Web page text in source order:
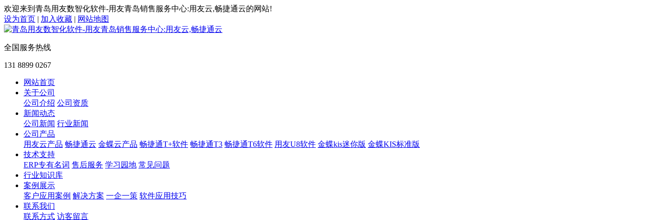
欢迎来到青岛用友数智化软件-用友青岛销售服务中心:用友云,畅捷通云的网站!
设为首页 | 加入收藏 | 网站地图
全国服务热线
131 8899 0267
网站首页
关于公司
公司介绍 公司资质
新闻动态
公司新闻 行业新闻
公司产品
用友云产品 畅捷通云 金蝶云产品 畅捷通T+软件 畅捷通T3 畅捷通T6软件 用友U8软件 金蝶kis迷你版 金蝶KIS标准版
技术支持
ERP专有名词 售后服务 学习园地 常见问题
行业知识库
案例展示
客户应用案例 解决方案 一企一策 软件应用技巧
联系我们
联系方式 访客留言